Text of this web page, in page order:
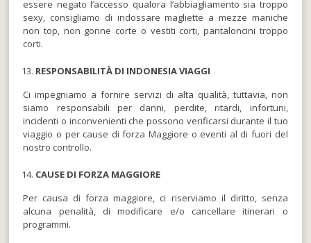
essere negato l’accesso qualora l’abbiagliamento sia troppo
sexy, consigliamo di indossare magliette a mezze maniche
non top, non gonne corte o vestiti corti, pantaloncini troppo
corti.
RESPONSABILITÀ DI INDONESIA VIAGGI
Ci impegniamo a fornire servizi di alta qualità, tuttavia, non
siamo responsabili per danni, perdite, ritardi, infortuni,
incidenti o inconvenienti che possono verificarsi durante il tuo
viaggio o per cause di forza Maggiore o eventi al di fuori del
nostro controllo.
CAUSE DI FORZA MAGGIORE
Per causa di forza maggiore, ci riserviamo il diritto, senza
alcuna penalità, di modificare e/o cancellare itinerari o
programmi.